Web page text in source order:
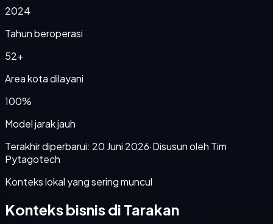
2024
Tahun beroperasi
52+
Area kota dilayani
100%
Model jarak jauh
Terakhir diperbarui: 20 Juni 2026·Disusun oleh Tim
Pytagotech
Konteks lokal yang sering muncul
Konteks bisnis di Tarakan